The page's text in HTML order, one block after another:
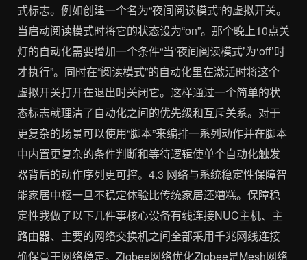
式标志。例如创建一个名为“夜间阅读模式”的虚拟开关。
当启动阅读模式时将它的状态设为“on”。那个晚上10点关
灯的自动化需要增加一个条件“当‘夜间阅读模式’为‘off’时
才执行”。同时在“阅读模式”的自动化里在激活时将这个
虚拟开关打开在退出时关闭它。这样通过一个简单的状
态标志就理清了自动化之间的优先级和互斥关系。对于
更复杂的场景可以使用“脚本”来编排一系列动作并在脚本
中内置更复杂的条件判断和等待逻辑使单个自动化触发
器背后的动作序列更可控。4.3 网络与系统稳定性保障智
能家居中枢一旦不稳定体验比传统家居还糟糕。保障稳
定性我做了以下几件事核心设备有线连接NUC主机、主
路由器、主要的网络交换机之间全部采用千兆网线连接
确保骨干网络稳定。Zigbee网络优化Zigbee是Mesh网络